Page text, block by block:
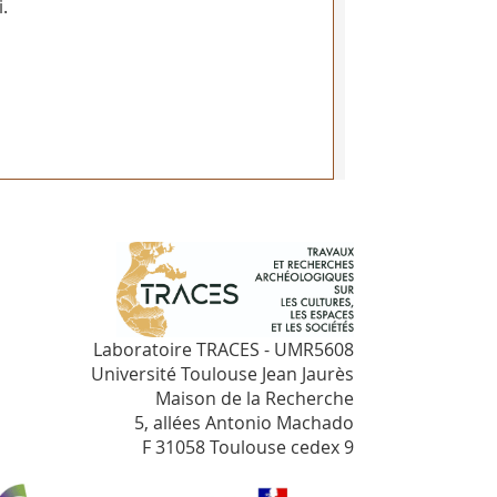
Laboratoire TRACES - UMR5608
Université Toulouse Jean Jaurès
Maison de la Recherche
5, allées Antonio Machado
F 31058 Toulouse cedex 9